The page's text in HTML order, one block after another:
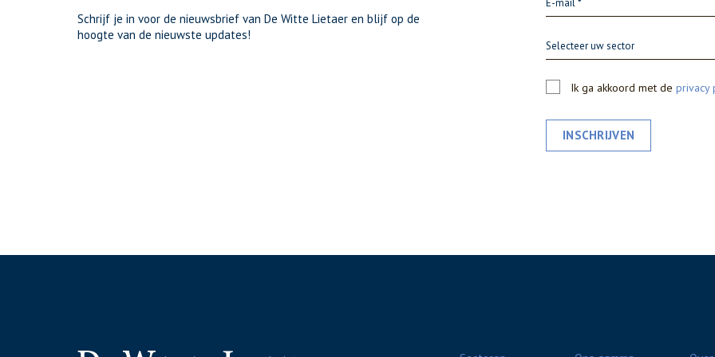
Schrijf je in voor de nieuwsbrief van De Witte Lietaer en blijf op de
hoogte van de nieuwste updates!
Selecteer uw sector
Ik ga akkoord met de privacy
INSCHRIJVEN